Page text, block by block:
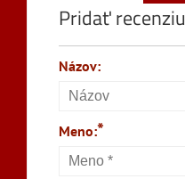
Pridať recenziu
Názov:
Meno:*